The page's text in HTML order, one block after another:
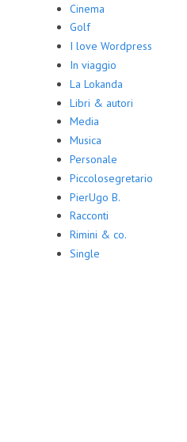
Cinema
Golf
I love Wordpress
In viaggio
La Lokanda
Libri & autori
Media
Musica
Personale
Piccolosegretario
PierUgo B.
Racconti
Rimini & co.
Single